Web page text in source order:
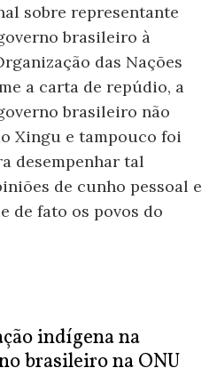
sobre representante
brasileiro à
das Nações
a carta de repúdio, a
brasileiro não
Xingu e tampouco foi
desempenhar tal
de cunho pessoal e
de fato os povos do
indígena na
brasileiro na ONU